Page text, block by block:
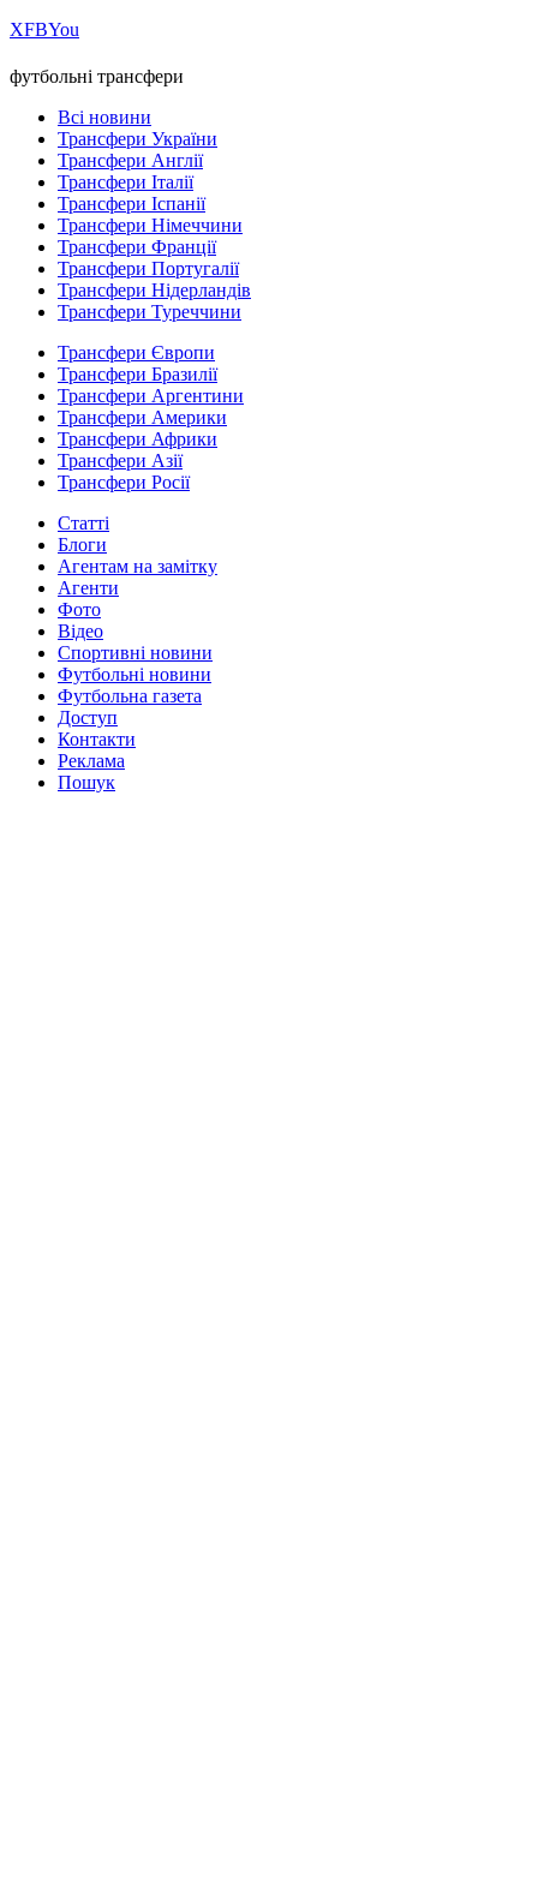
ХFBYou
футбольні трансфери
Всі новини
Трансфери України
Трансфери Англії
Трансфери Італії
Трансфери Іспанії
Трансфери Німеччини
Трансфери Франції
Трансфери Португалії
Трансфери Нідерландів
Трансфери Туреччини
Трансфери Європи
Трансфери Бразилії
Трансфери Аргентини
Трансфери Америки
Трансфери Африки
Трансфери Азії
Трансфери Росії
Статті
Блоги
Агентам на замітку
Агенти
Фото
Відео
Спортивні новини
Футбольні новини
Футбольна газета
Доступ
Контакти
Реклама
Пошук